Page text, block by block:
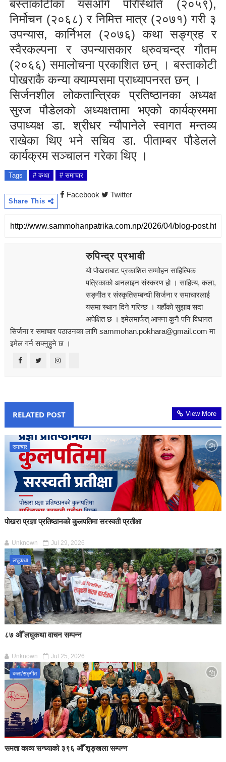
बस्ताकोटीका यसअगि परिस्थिति (२०५९),
निर्मोचन (२०६८) र निमित्त मात्र (२०७१) गरी ३
उपन्यास, कार्निभल (२०७६) कथा सङ्ग्रह र
स्वैरकल्पना र उपन्यासकार ध्रुवचन्द्र गौतम
(२०६६) समालोचना प्रकाशित छन् । बस्ताकोटी
पोखराकै कन्या क्याम्पसमा प्राध्यापनरत छन् ।
सिर्जनशील लोकतान्त्रिक प्रतिष्ठानका अध्यक्ष
सुरज पौडेलको अध्यक्षतामा भएको कार्यक्रममा
उपाध्यक्ष डा. श्रीधर न्यौपानेले स्वागत मन्तव्य
राखेका थिए भने सचिव डा. पीताम्बर पौडेलले
कार्यक्रम सञ्चालन गरेका थिए ।
Tags # कथा # समाचार
Share This
Facebook Twitter
रुपिन्द्र प्रभावी
यो पोखराबाट प्रकाशित सम्मोहन साहित्यिक
पत्रिकाको अनलाइन संस्करण हो । साहित्य, कला,
सङ्‍गीत र संस्कृतिसम्बन्धी सिर्जना र समाचारलाई
यसमा स्थान दिने गरिन्छ । यहाँको सुझाव सदा
अपेक्षित छ । इमेलमार्फत् आफ्ना कुनै पनि विधागत
सिर्जना र समाचार पठाउनका लागि sammohan.pokhara@gmail.com मा
इमेल गर्न सक्नुहुने छ ।
RELATED POST View More
समाचार
पोखरा प्रज्ञा प्रतिष्ठानको कुलपतिमा सरस्वती प्रतीक्षा
Unknown Jul 29, 2026
लघुकथा
८७ औँ लघुकथा वाचन सम्पन्न
Unknown Jul 25, 2026
कला/सङ्गीत
समता काव्य सन्ध्याको ३९६ औँ शृङ्खला सम्पन्न